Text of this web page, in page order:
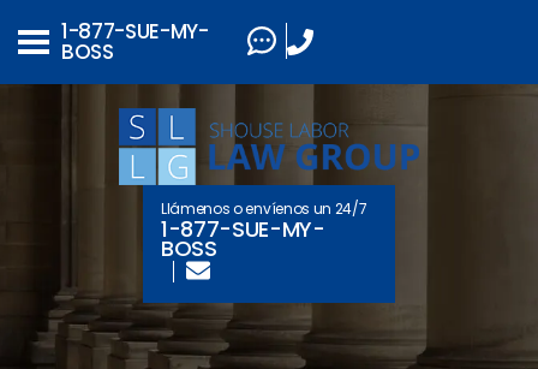
Llámenos o envíenos un 24/7
1-877-SUE-MY-
BOSS
1-877-SUE-MY-
BOSS